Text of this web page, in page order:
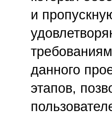
и
данного
этапов,